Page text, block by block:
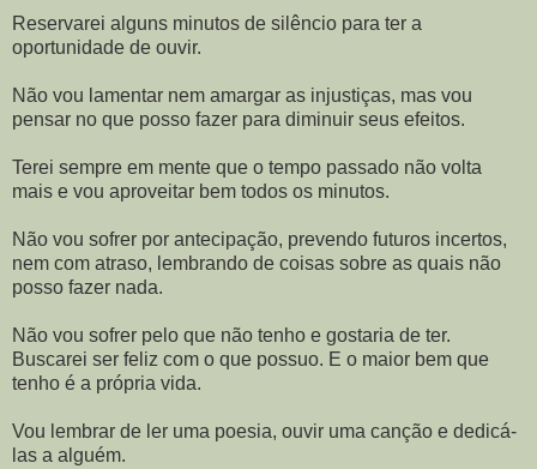
Reservarei alguns minutos de silêncio para ter a
oportunidade de ouvir.
Não vou lamentar nem amargar as injustiças, mas vou
pensar no que posso fazer para diminuir seus efeitos.
Terei sempre em mente que o tempo passado não volta
mais e vou aproveitar bem todos os minutos.
Não vou sofrer por antecipação, prevendo futuros incertos,
nem com atraso, lembrando de coisas sobre as quais não
posso fazer nada.
Não vou sofrer pelo que não tenho e gostaria de ter.
Buscarei ser feliz com o que possuo. E o maior bem que
tenho é a própria vida.
Vou lembrar de ler uma poesia, ouvir uma canção e dedicá-
las a alguém.